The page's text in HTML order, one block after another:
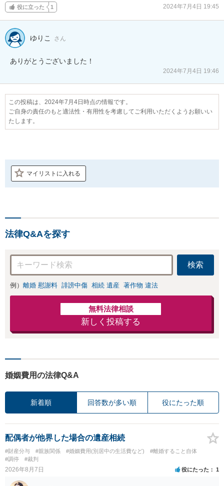
役に立った 1 2024年7月4日 19:45
ゆりこ さん
ありがとうございました！
2024年7月4日 19:46
この投稿は、2024年7月4日時点の情報です。
ご自身の責任のもと適法性・有用性を考慮してご利用いただくようお願いい
たします。
マイリストに入れる
法律Q&Aを探す
検索
例） 離婚 慰謝料 誹謗中傷 相続 遺産 著作物 違法
無料法律相談
新しく投稿する
婚姻費用の法律Q&A
新着順 回答数が多い順 役にたった順
配偶者が他界した場合の遺産相続
#財産分与 #親族関係 #婚姻費用(別居中の生活費など)
#離婚すること自体
#調停
#裁判
2026年8月7日 役にたった 1